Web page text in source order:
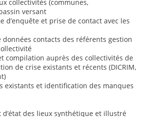
collectivités (communes,
versant
d’enquête et prise de contact avec les
données contacts des référents gestion
compilation auprès des collectivités de
de crise existants et récents (DICRIM,
existants et identification des manques
d’état des lieux synthétique et illustré